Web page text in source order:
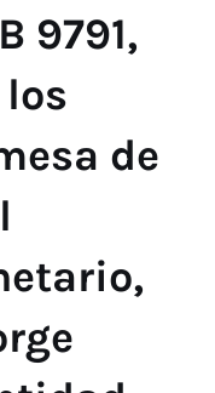
9791,
de